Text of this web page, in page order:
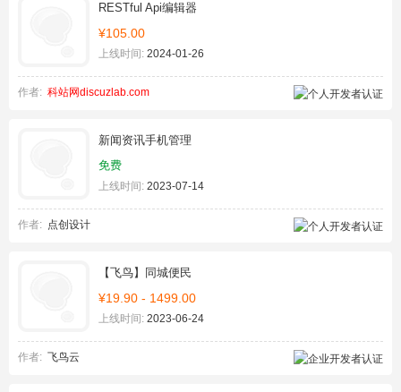
RESTful Api编辑器
¥105.00
上线时间: 2024-01-26
作者: 科站网discuzlab.com
新闻资讯手机管理
免费
上线时间: 2023-07-14
作者: 点创设计
【飞鸟】同城便民
¥19.90 - 1499.00
上线时间: 2023-06-24
作者: 飞鸟云